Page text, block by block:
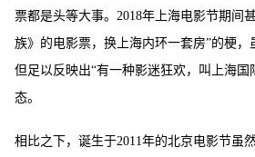
票都是头等大事。 2018年上海电影节期间
族》的电影票，换上海内环一套房”的梗，
但足以反映出“有一种影迷狂欢，叫上海国
态。
相比之下，诞生于2011年的北京电影节虽